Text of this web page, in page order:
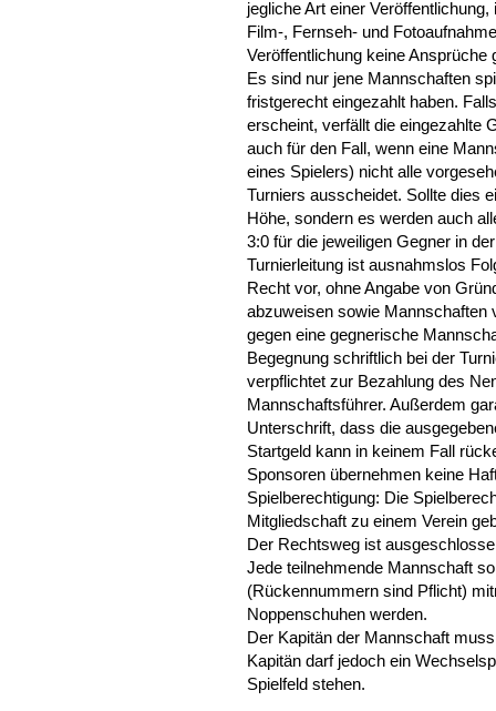
jegliche Art einer
Film-, Fernseh- und
Veröffentlichung keine Ansprüche
Es sind nur jene Mannschaften
fristgerecht eingezahlt haben.
erscheint, verfällt die eingezahlte
auch für den Fall, wenn eine
eines Spielers) nicht alle
Turniers ausscheidet. Sollte dies
Höhe, sondern es werden auch
3:0 für die jeweiligen Gegner in
Turnierleitung ist ausnahmslos
Recht vor, ohne Angabe von
abzuweisen sowie Mannschaften
gegen eine gegnerische
Begegnung schriftlich bei der
verpflichtet zur Bezahlung des
Mannschaftsführer. Außerdem
Unterschrift, dass die
Startgeld kann in keinem Fall
Sponsoren übernehmen keine
Spielberechtigung: Die
Mitgliedschaft zu einem Verein
Der Rechtsweg ist
Jede teilnehmende Mannschaft
(Rückennummern sind Pflicht)
Noppenschuhen werden.
Der Kapitän der Mannschaft
Kapitän darf jedoch ein
Spielfeld stehen.